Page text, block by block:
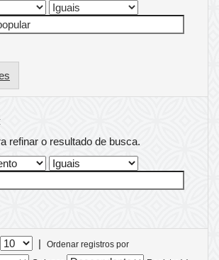
refinar o resultado de busca.
|
Ordenar registros por